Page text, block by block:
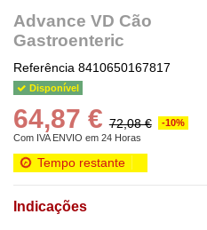
Advance VD Cão
Gastroenteric
Referência 8410650167817
Disponível
64,87 € 72,08 €
-10%
Com IVA ENVIO em 24 Horas
Tempo restante
Indicações